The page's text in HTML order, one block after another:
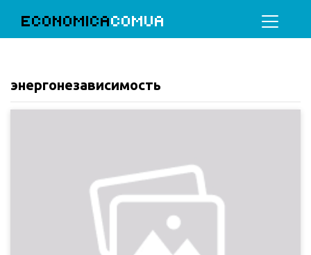
ECONOMICACOMUA
энергонезависимость